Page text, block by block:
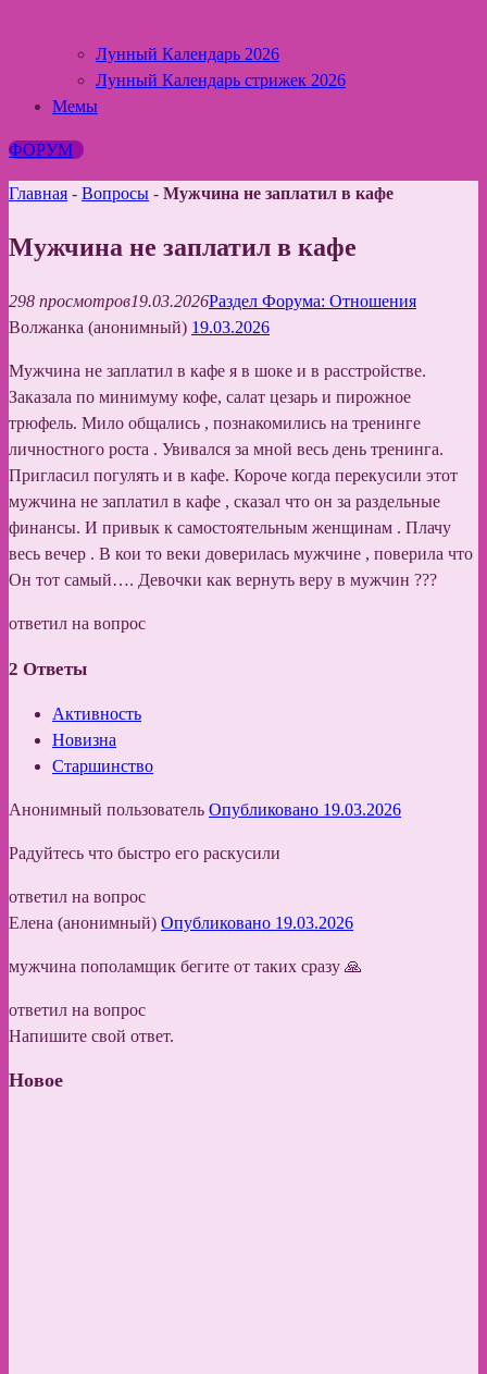
Лунный Календарь 2026
Лунный Календарь стрижек 2026
Мемы
ФОРУМ
Главная - Вопросы - Мужчина не заплатил в кафе
Мужчина не заплатил в кафе
298 просмотров19.03.2026Раздел Форума: Отношения
Волжанка (анонимный) 19.03.2026
Мужчина не заплатил в кафе я в шоке и в расстройстве.
Заказала по минимуму кофе, салат цезарь и пирожное
трюфель. Мило общались , познакомились на тренинге
личностного роста . Увивался за мной весь день тренинга.
Пригласил погулять и в кафе. Короче когда перекусили этот
мужчина не заплатил в кафе , сказал что он за раздельные
финансы. И привык к самостоятельным женщинам . Плачу
весь вечер . В кои то веки доверилась мужчине , поверила что
Он тот самый…. Девочки как вернуть веру в мужчин ???
ответил на вопрос
2 Ответы
Активность
Новизна
Старшинство
Анонимный пользователь Опубликовано 19.03.2026
Радуйтесь что быстро его раскусили
ответил на вопрос
Елена (анонимный) Опубликовано 19.03.2026
мужчина пополамщик бегите от таких сразу 🙏
ответил на вопрос
Напишите свой ответ.
Новое